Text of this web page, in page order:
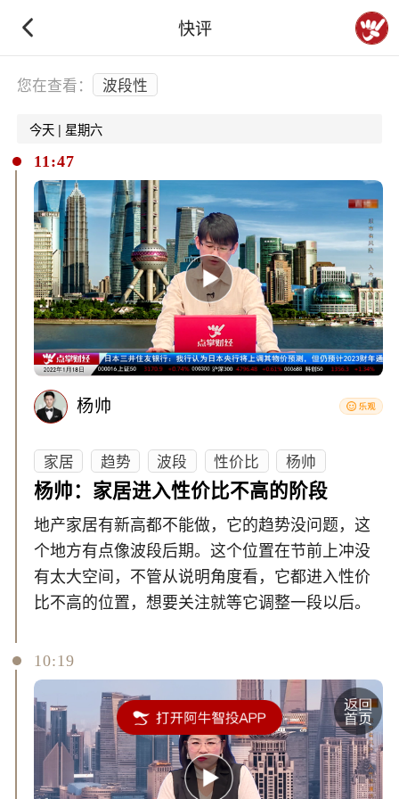
快评
下拉刷新
您在查看： 波段性
今天 | 星期六
11:47
杨帅
家居 趋势 波段 性价比
杨帅
杨帅：家居进入性价比不高的阶段
地产家居有新高都不能做，它的趋势没问题，这
个地方有点像波段后期。这个位置在节前上冲没
有太大空间，不管从说明角度看，它都进入性价
比不高的位置，想要关注就等它调整一段以后。
10:19